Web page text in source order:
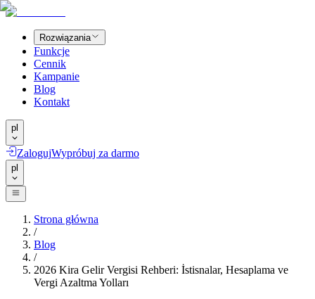
Rozwiązania
Funkcje
Cennik
Kampanie
Blog
Kontakt
pl
ZalogujWypróbuj za darmo
pl
Strona główna
/
Blog
/
2026 Kira Gelir Vergisi Rehberi: İstisnalar, Hesaplama ve
Vergi Azaltma Yolları